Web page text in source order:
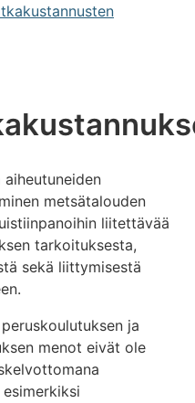
metsätalouden
liitettävää
tarkoituksesta,
sekä liittymisestä
ja
menot eivät ole